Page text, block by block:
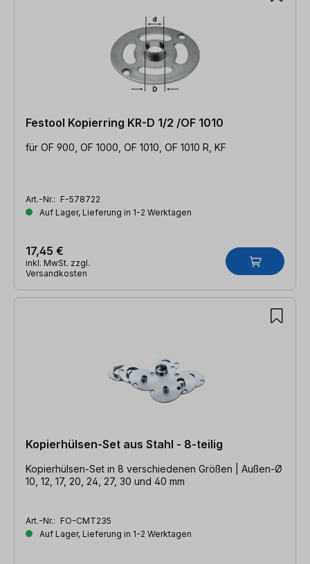
Festool Kopierring KR-D 1/2 /OF 1010
für OF 900, OF 1000, OF 1010, OF 1010 R, KF
Art.-Nr.: F-578722
Auf Lager, Lieferung in 1-2 Werktagen
17,45 €
inkl. MwSt. zzgl.
Versandkosten
Kopierhülsen-Set aus Stahl - 8-teilig
Kopierhülsen-Set in 8 verschiedenen Größen | Außen-Ø
10, 12, 17, 20, 24, 27, 30 und 40 mm
Art.-Nr.: FO-CMT235
Auf Lager, Lieferung in 1-2 Werktagen